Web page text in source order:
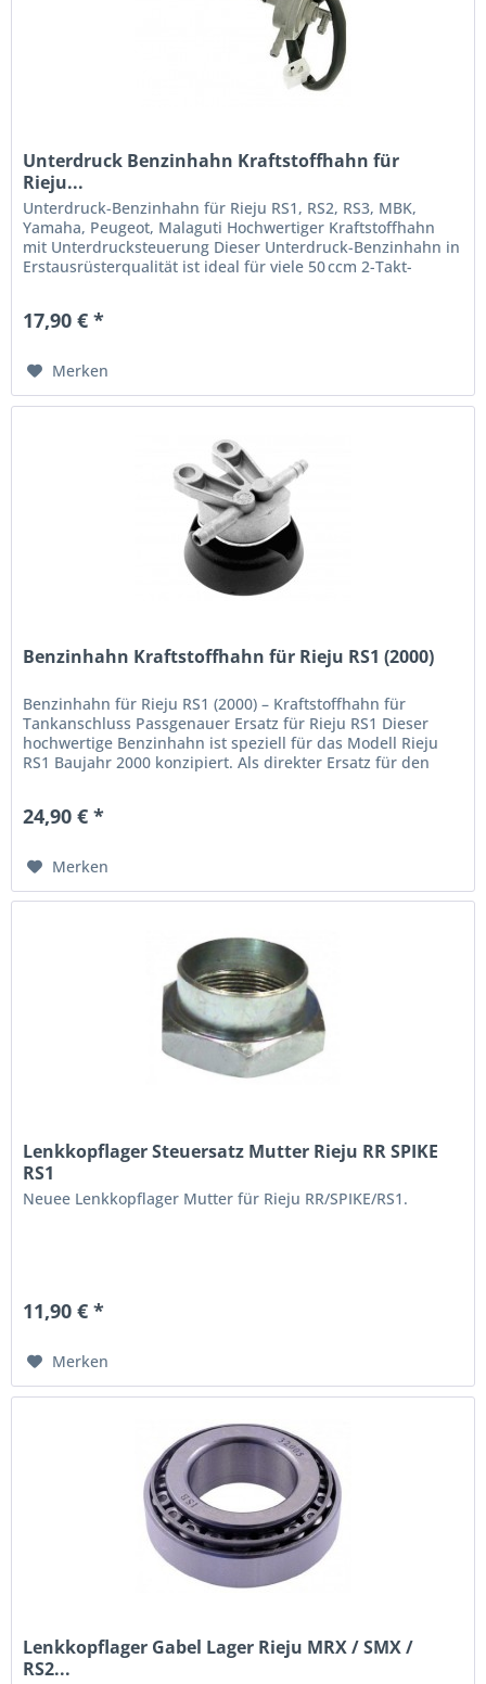
Unterdruck Benzinhahn Kraftstoffhahn für
Rieju...
Unterdruck-Benzinhahn für Rieju RS1, RS2, RS3, MBK,
Yamaha, Peugeot, Malaguti Hochwertiger Kraftstoffhahn
mit Unterdrucksteuerung Dieser Unterdruck-Benzinhahn in
Erstausrüsterqualität ist ideal für viele 50 ccm 2-Takt-
17,90 € *
Merken
Benzinhahn Kraftstoffhahn für Rieju RS1 (2000)
Benzinhahn für Rieju RS1 (2000) – Kraftstoffhahn für
Tankanschluss Passgenauer Ersatz für Rieju RS1 Dieser
hochwertige Benzinhahn ist speziell für das Modell Rieju
RS1 Baujahr 2000 konzipiert. Als direkter Ersatz für den
24,90 € *
Merken
Lenkkopflager Steuersatz Mutter Rieju RR SPIKE
RS1
Neuee Lenkkopflager Mutter für Rieju RR/SPIKE/RS1.
11,90 € *
Merken
Lenkkopflager Gabel Lager Rieju MRX / SMX /
RS2...